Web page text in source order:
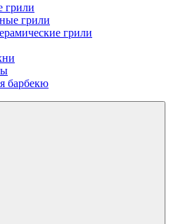
грили
грили
грили
барбекю